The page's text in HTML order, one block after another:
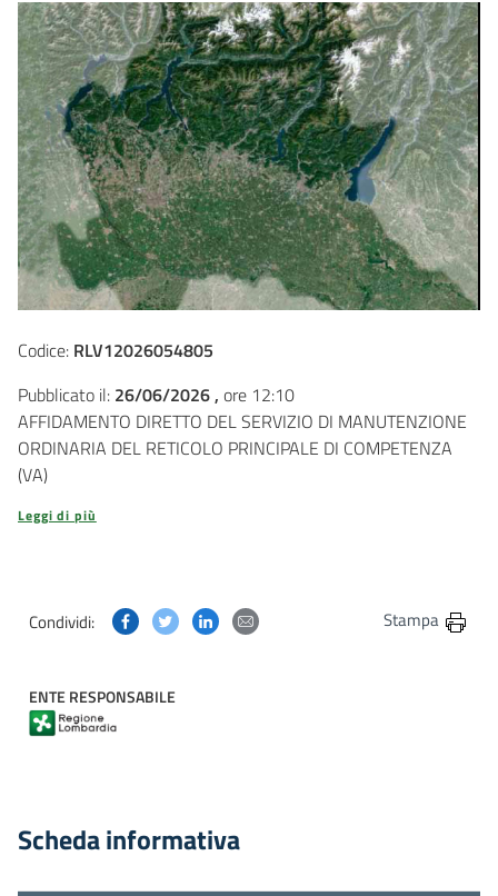
Codice: RLV12026054805
Pubblicato il: 26/06/2026 , ore 12:10
AFFIDAMENTO DIRETTO DEL SERVIZIO DI MANUTENZIONE
ORDINARIA DEL RETICOLO PRINCIPALE DI COMPETENZA
(VA)
Leggi di più
Condividi: Condividi questa pagina su Facebook
Condividi questa pagina su Twitter
Condividi questa pagina su Linkedin
Condividi questa pagina via
Stampa
ENTE RESPONSABILE
Scheda informativa